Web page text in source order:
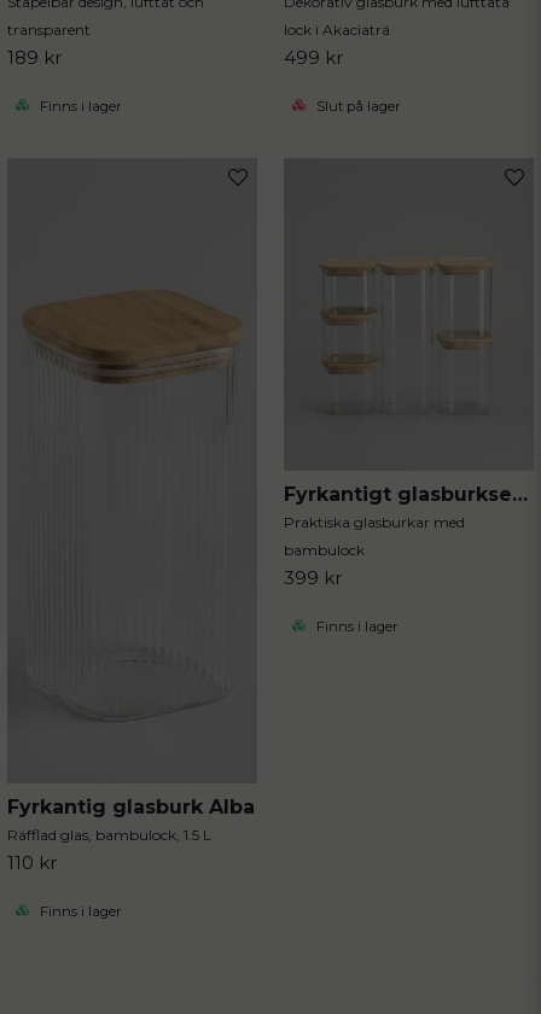
transparent
189 kr
Finns i lager
lock i Akaciaträ
499 kr
Slut på lager
Fyrkantig glasburk Alba
Räfflad glas, bambulock, 1.5 L
110 kr
Finns i lager
Fyrkantigt glasburkset 6-delar
Praktiska glasburkar med
bambulock
399 kr
Finns i lager